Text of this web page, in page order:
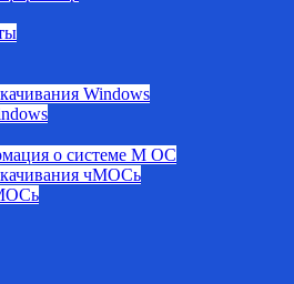
Windows
о системе М ОС
чМОСь